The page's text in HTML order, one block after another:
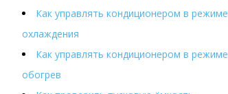
Как управлять кондиционером в режиме
охлаждения
Как управлять кондиционером в режиме
обогрев